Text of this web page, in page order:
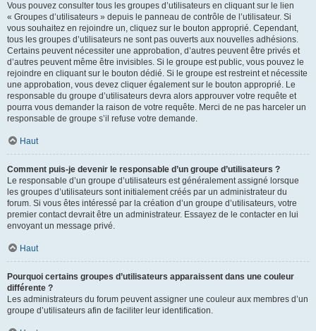
Vous pouvez consulter tous les groupes d’utilisateurs en cliquant sur le lien
« Groupes d’utilisateurs » depuis le panneau de contrôle de l’utilisateur. Si
vous souhaitez en rejoindre un, cliquez sur le bouton approprié. Cependant,
tous les groupes d’utilisateurs ne sont pas ouverts aux nouvelles adhésions.
Certains peuvent nécessiter une approbation, d’autres peuvent être privés et
d’autres peuvent même être invisibles. Si le groupe est public, vous pouvez le
rejoindre en cliquant sur le bouton dédié. Si le groupe est restreint et nécessite
une approbation, vous devez cliquer également sur le bouton approprié. Le
responsable du groupe d’utilisateurs devra alors approuver votre requête et
pourra vous demander la raison de votre requête. Merci de ne pas harceler un
responsable de groupe s’il refuse votre demande.
Haut
Comment puis-je devenir le responsable d’un groupe d’utilisateurs ?
Le responsable d’un groupe d’utilisateurs est généralement assigné lorsque
les groupes d’utilisateurs sont initialement créés par un administrateur du
forum. Si vous êtes intéressé par la création d’un groupe d’utilisateurs, votre
premier contact devrait être un administrateur. Essayez de le contacter en lui
envoyant un message privé.
Haut
Pourquoi certains groupes d’utilisateurs apparaissent dans une couleur
différente ?
Les administrateurs du forum peuvent assigner une couleur aux membres d’un
groupe d’utilisateurs afin de faciliter leur identification.